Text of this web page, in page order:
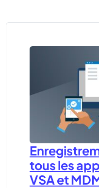
tous les
VSA et